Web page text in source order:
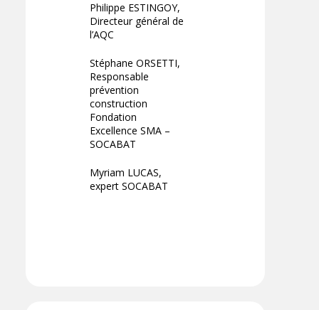
Philippe ESTINGOY,
Directeur général de
l’AQC
Stéphane ORSETTI,
Responsable
prévention
construction
Fondation
Excellence SMA –
SOCABAT
Myriam LUCAS,
expert SOCABAT